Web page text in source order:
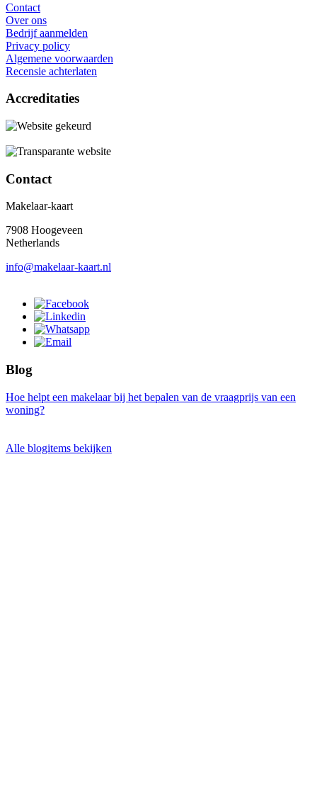
Contact
Over ons
Bedrijf aanmelden
Privacy policy
Algemene voorwaarden
Recensie achterlaten
Accreditaties
Contact
Makelaar-kaart
7908 Hoogeveen
Netherlands
info@makelaar-kaart.nl
Blog
Hoe helpt een makelaar bij het bepalen van de vraagprijs van een
woning?
Alle blogitems bekijken